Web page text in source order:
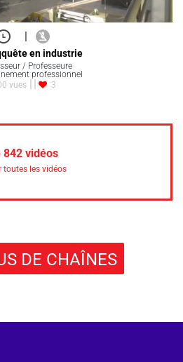
|
en industrie
/ Professeure
professionnel
vues
3
842vidéos
toutes les vidéos
DE CHAÎNES